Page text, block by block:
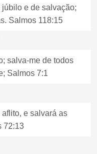
e de salvação;
Salmos 118:15
salva-me de todos
Salmos 7:1
e salvará as
72:13